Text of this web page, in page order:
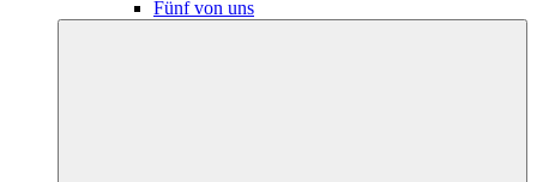
Fünf von uns